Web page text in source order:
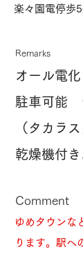
楽々園電停歩
Remarks
オール電
駐車可能
（タカラ
乾燥機付
Comment
ゆめタウンな
ります。駅へ